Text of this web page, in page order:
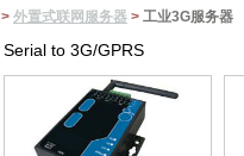
> 外置式联网服务器 > 工业3G服务器
Serial to 3G/GPRS